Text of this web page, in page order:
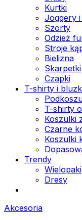
Kurtki
Joggery
Szorty
Odzież
Stroje
Bielizna
Skarpetki
Czapki
T-shirty i
T-shirty
Koszulki
Czarne
Koszulki
Trendy
Wielopaki
Dresy
Akcesoria